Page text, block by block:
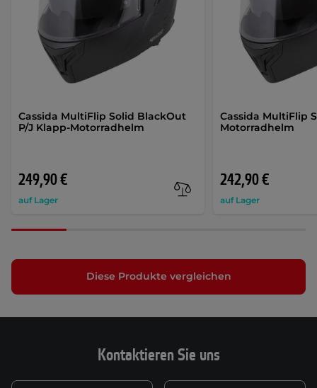
Cassida MultiFlip Solid BlackOut
P/J Klapp-Motorradhelm
249,90 €
auf Lager
Cassida MultiFlip
Motorradhelm
242,90 €
auf Lager
Diese Produkte vergleichen
Kontaktieren Sie uns